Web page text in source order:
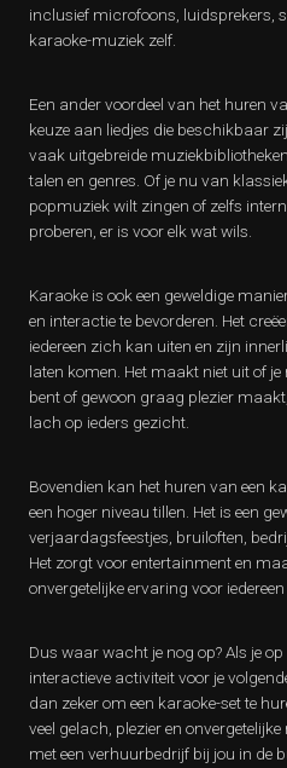
inclusief microfoons, luidsprekers,
karaoke-muziek zelf.
Een ander voordeel van het huren
keuze aan liedjes die beschikbaar
vaak uitgebreide
talen en genres. Of je nu van
popmuziek wilt zingen of zelfs
proberen, er is voor elk wat wils.
Karaoke is ook een geweldige
en interactie te bevorderen. Het
iedereen zich kan uiten en zijn
laten komen. Het maakt niet uit of
bent of gewoon graag plezier
lach op ieders gezicht.
Bovendien kan het huren van een
een hoger niveau tillen. Het is een
verjaardagsfeestjes, bruiloften,
Het zorgt voor entertainment en
onvergetelijke ervaring voor
Dus waar wacht je nog op? Als je
interactieve activiteit voor je
dan zeker om een karaoke-set te
veel gelach, plezier en
met een verhuurbedrijf bij jou in de